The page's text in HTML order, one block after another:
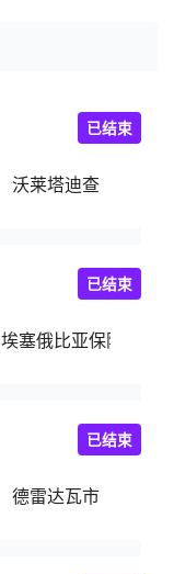
沃莱塔迪查
已结束
埃塞俄比亚保险
已结束
德雷达瓦市
已结束